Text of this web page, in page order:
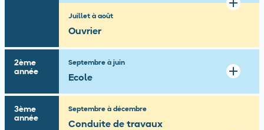
Juillet à août
Ouvrier
2ème
année
Septembre à juin
Ecole
3ème
année
Septembre à décembre
Conduite de travaux